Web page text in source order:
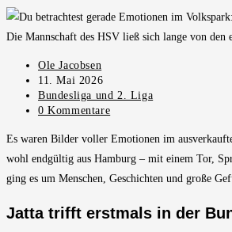
Die Mannschaft des HSV ließ sich lange von den
Beitrags-
Autor:
Ole Jacobsen
Beitrag
veröffentlicht:
11. Mai 2026
Beitrags-
Kategorie:
Bundesliga und 2. Liga
Beitrags-
0 Kommentare
Es waren Bilder voller Emotionen im
wohl endgültig aus Hamburg – mit einem Tor,
ging es um Menschen, Geschichten und große
Jatta trifft erstmals in der